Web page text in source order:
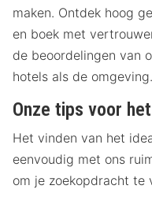
maken. Ontdek hoog
en boek met
de beoordelingen van
hotels als de omgeving.
Onze tips voor
Het vinden van het
eenvoudig met ons
om je zoekopdracht te